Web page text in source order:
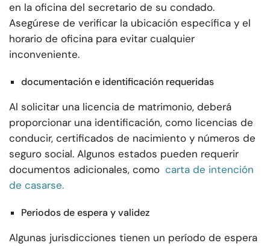
en la oficina del secretario de su condado.
Asegúrese de verificar la ubicación específica y el
horario de oficina para evitar cualquier
inconveniente.
documentación e identificación requeridas
Al solicitar una licencia de matrimonio, deberá
proporcionar una identificación, como licencias de
conducir, certificados de nacimiento y números de
seguro social. Algunos estados pueden requerir
documentos adicionales, como carta de intención
de casarse.
Periodos de espera y validez
Algunas jurisdicciones tienen un período de espera